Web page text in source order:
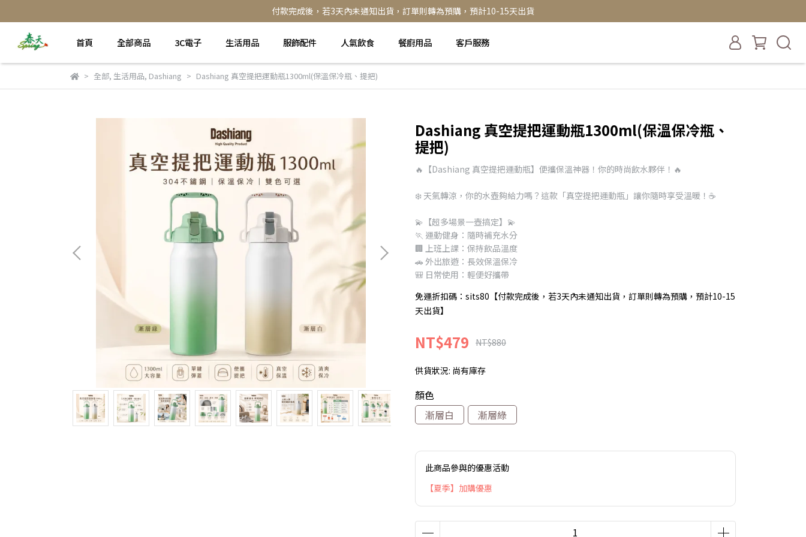
付款完成後，若3天內未通知出貨，訂單則轉為預購，預計10-15天出貨
首頁 全部商品 3C電子 生活用品 服飾配件 人氣飲食 餐廚用品 客戶服務
全部, 生活用品, Dashiang Dashiang 真空提把運動瓶1300ml(保溫保冷瓶、提把)
Dashiang 真空提把運動瓶1300ml(保溫保冷瓶、
提把)
🔥【Dashiang 真空提把運動瓶】便攜保溫神器！你的時尚飲水夥伴！🔥
❄️ 天氣轉涼，你的水壺夠給力嗎？這款「真空提把運動瓶」讓你隨時享受溫暖！☕
💫【超多場景一壺搞定】💫
🏃 運動健身：隨時補充水分
🏢 上班上課：保持飲品溫度
🚗 外出旅遊：長效保溫保冷
🎒 日常使用：輕便好攜帶
免運折扣碼：sits80【付款完成後，若3天內未通知出貨，訂單則轉為預購，預計10-15
天出貨】
NT$479 NT$880
供貨狀況: 尚有庫存
顏色
漸層白
漸層綠
此商品參與的優惠活動
【夏季】加購優惠